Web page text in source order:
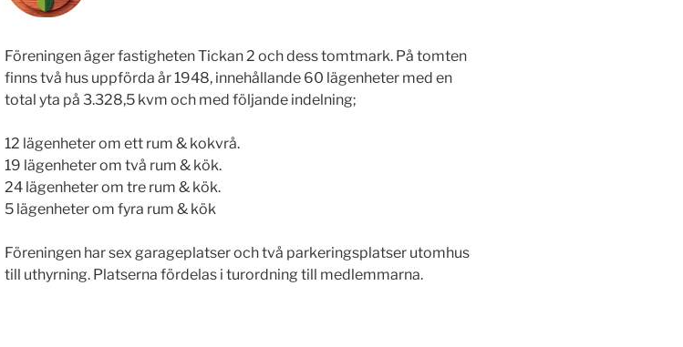
Föreningen äger fastigheten Tickan 2 och dess tomtmark. På tomten
finns två hus uppförda år 1948, innehållande 60 lägenheter med en
total yta på 3.328,5 kvm och med följande indelning;
12 lägenheter om ett rum & kokvrå.
19 lägenheter om två rum & kök.
24 lägenheter om tre rum & kök.
5 lägenheter om fyra rum & kök
Föreningen har sex garageplatser och två parkeringsplatser utomhus
till uthyrning. Platserna fördelas i turordning till medlemmarna.